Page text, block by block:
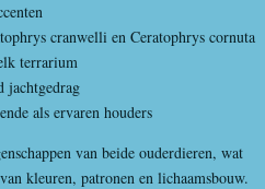
cranwelli en Ceratophrys cornuta
terrarium
jachtgedrag
als ervaren houders
van beide ouderdieren, wat
kleuren, patronen en lichaamsbouw.